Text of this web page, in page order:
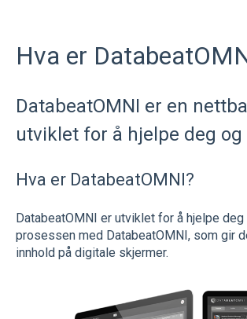
Hva er
DatabeatOMNI er en
utviklet for å hjelpe deg
Hva er DatabeatOMNI?
DatabeatOMNI er utviklet for å hjelpe
prosessen med DatabeatOMNI, som gir
innhold på digitale skjermer.